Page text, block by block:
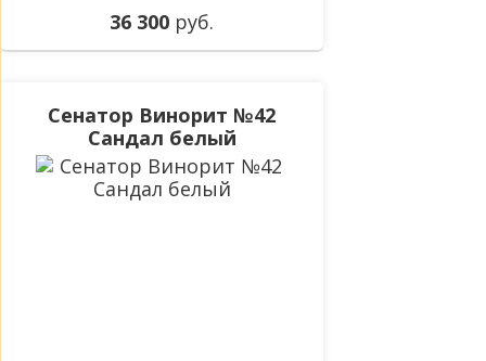
36 300 руб.
Сенатор Винорит №42
Сандал белый